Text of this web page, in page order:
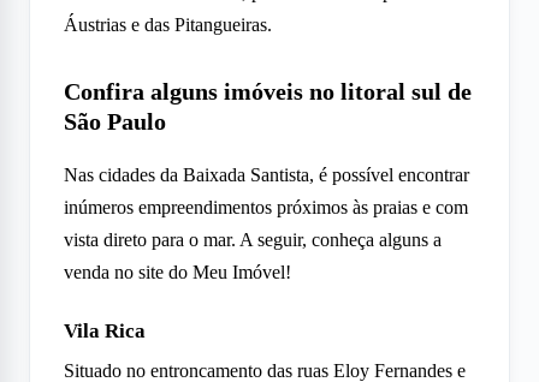
Áustrias e das Pitangueiras.
Confira alguns imóveis no litoral sul de
São Paulo
Nas cidades da Baixada Santista, é possível encontrar
inúmeros empreendimentos próximos às praias e com
vista direto para o mar. A seguir, conheça alguns a
venda no site do Meu Imóvel!
Vila Rica
Situado no entroncamento das ruas Eloy Fernandes e